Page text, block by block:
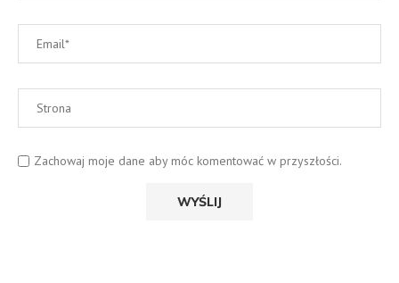
Zachowaj moje dane aby móc komentować w przyszłości.